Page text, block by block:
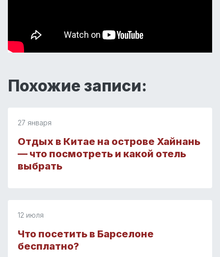
Похожие записи:
27 января
Отдых в Китае на острове Хайнань
— что посмотреть и какой отель
выбрать
12 июля
Что посетить в Барселоне
бесплатно?